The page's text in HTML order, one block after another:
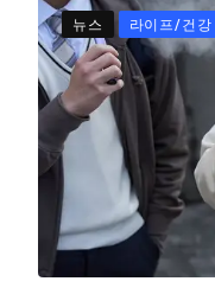
뉴스 라이프/건강